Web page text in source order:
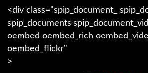
<div class="spip_document_
spip_documents
oembed oembed_rich
oembed_flickr"
>